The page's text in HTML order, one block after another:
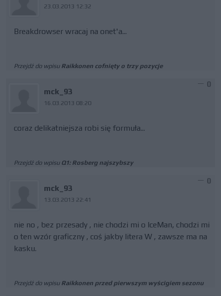
23.03.2013 12:32
Breakdrowser wracaj na onet'a...
Przejdź do wpisu Raikkonen cofnięty o trzy pozycje
mck_93
16.03.2013 08:20
0
coraz delikatniejsza robi się formuła...
Przejdź do wpisu Q1: Rosberg najszybszy
mck_93
13.03.2013 22:41
0
nie no , bez przesady , nie chodzi mi o IceMan, chodzi mi
o ten wzór graficzny , coś jakby litera W , zawsze ma na
kasku.
Przejdź do wpisu Raikkonen przed pierwszym wyścigiem sezonu